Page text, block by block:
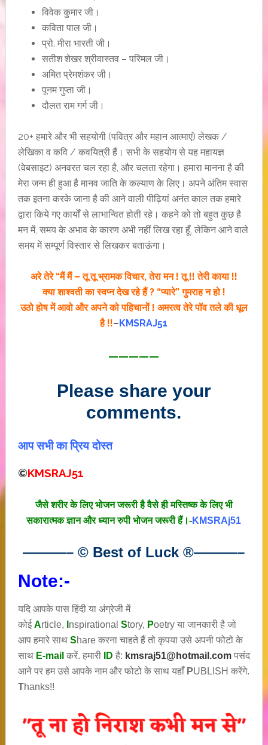
विवेक कुमार जी।
कविता पाल जी।
प्रो. मीरा भारती जी।
सतीश शेखर श्रीवास्तव – परिमल जी।
अमित प्रेमशंकर जी।
पूनम गुप्ता जी।
दौलत राम गर्ग जी।
20+ हमारे और भी सहयोगी (पवित्र और महान आत्माएं) लेखक /
लेखिका व कवि / कवयित्री हैं। सभी के सहयोग से यह महायज्ञ
(वेबसाइट) अनवरत चल रहा है, और चलता रहेगा। हमारा मानना है की
मेरा जन्म ही हुआ है मानव जाति के कल्याण के लिए। अपने अंतिम स्वास
तक इतना करके जाना है की आने वाली पीढ़ियां अनंत काल तक हमारे
द्वारा किये गए कार्यों से लाभान्वित होती रहे। कहने को तो बहुत कुछ है
मन में, समय के अभाव के कारण अभी नहीं लिख रहा हूँ, लेकिन आने वाले
समय में सम्पूर्ण विस्तार से लिखकर बताऊंगा।
अरे तेरे “मैं मैं – तू तू भ्रामक विचार, तेरा मन ! तू !! तेरी काया !!
क्या शाश्वती का स्वप्न देख रहे हैं ? “प्यारे” गुमराह न हो !
उठो होष में आवो और अपने को पहिचानों ! अमरत्व तेरे पॉव तले की धूल
है !!–KMSRAJ51
—————
Please share your
comments.
आप सभी का प्रिय दोस्त
©KMSRAJ51
जैसे शरीर के लिए भोजन जरूरी है वैसे ही मस्तिष्क के लिए भी
सकारात्मक ज्ञान और ध्यान रुपी भोजन जरूरी हैं।-KMSRAj51
———– © Best of Luck®———–
Note:-
यदि आपके पास हिंदी या अंग्रेजी में
कोईArticle, nspirational Story, Poetryया जानकारी है जो
आप हमारे साथ Share करना चाहते हैं तो कृपया उसे अपनी फोटो के
साथ E-mail करें. हमारी ID है: kmsraj51@hotmail.com पसंद
आने पर हम उसे आपके नाम और फोटो के साथ यहाँ PUBLISH करेंगे.
Thanks!!